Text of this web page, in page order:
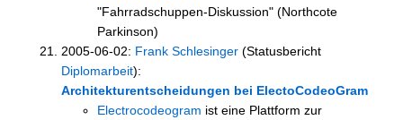
"Fahrradschuppen-Diskussion" (Northcote
Parkinson)
2005-06-02: Frank Schlesinger (Statusbericht
Diplomarbeit):
Architekturentscheidungen bei ElectoCodeoGram
Electrocodeogram ist eine Plattform zur